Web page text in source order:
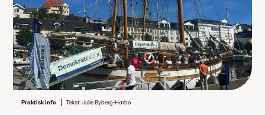
Praktisk info Tekst: Julie Byberg-Harbo